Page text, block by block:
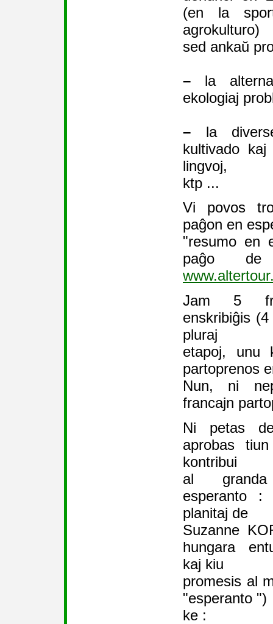
(en la
agrokulturo)
sed ankaŭ
– la
ekologiaj
– la
kultivado
lingvoj,
ktp ...
Vi povos
paĝon en
"resumo en
paĝo
Jam 5
enskribiĝis
pluraj
etapoj, unu
partoprenos
Nun, ni
francajn
Ni petas
aprobas
kontribui
al
esperanto
planitaj de
Suzanne
hungara
kaj kiu
promesis al
"esperanto ")
ke :